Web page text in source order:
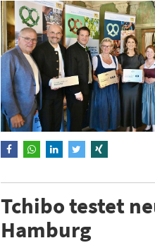
Tchibo testet
Hamburg